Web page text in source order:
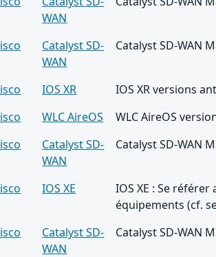
WAN
Catalyst SD-
WAN
Catalyst SD-WAN
IOS XR
IOS XR versions
WLC AireOS
WLC AireOS
Catalyst SD-
WAN
Catalyst SD-WAN
IOS XE
IOS XE : Se
équipements (cf.
Catalyst SD-
WAN
Catalyst SD-WAN